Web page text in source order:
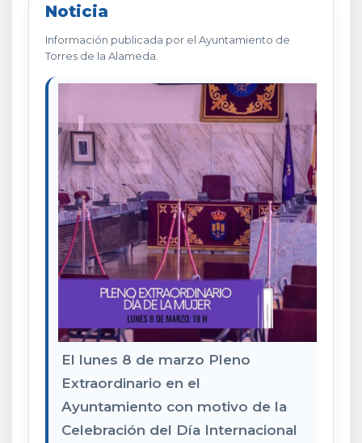
Noticia
Información publicada por el Ayuntamiento de
Torres de la Alameda.
El lunes 8 de marzo Pleno
Extraordinario en el
Ayuntamiento con motivo de la
Celebración del Día Internacional